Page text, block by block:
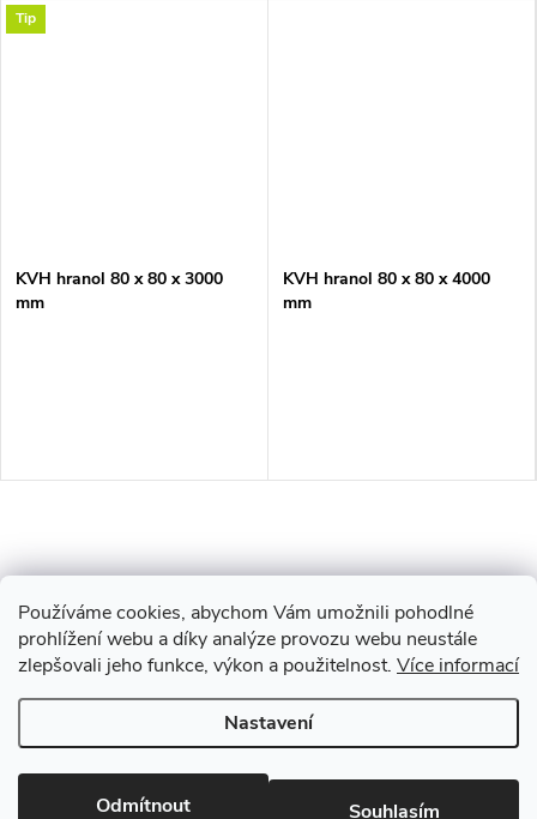
Používáme cookies, abychom Vám umožnili pohodlné
prohlížení webu a díky analýze provozu webu neustále
zlepšovali jeho funkce, výkon a použitelnost. Více informací
Nastavení
Odmítnout Souhlasím
Tip
KVH hranol 80 x 80 x 3000
mm
KVH hranol 80 x 80 x 4000
mm
Z
á
Drevobis Horoměřice. Všechna práva vyhrazena.
nastavení cookies